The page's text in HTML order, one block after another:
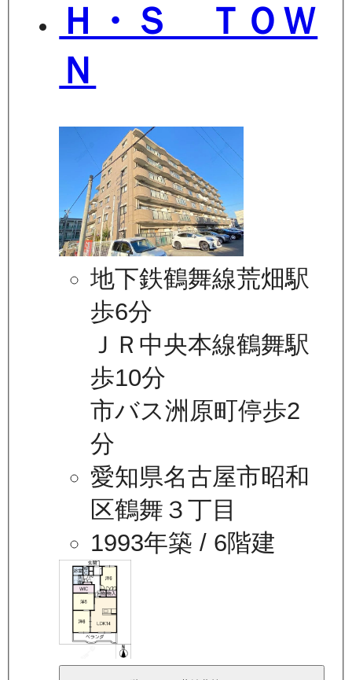
Ｈ・Ｓ ＴＯＷ
Ｎ
地下鉄鶴舞線荒畑駅
歩6分
ＪＲ中央本線鶴舞駅
歩10分
市バス洲原町停歩2
分
愛知県名古屋市昭和
区鶴舞３丁目
1993年築 / 6階建